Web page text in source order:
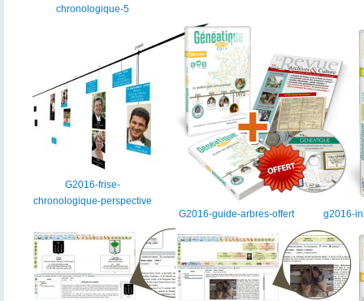
chronologique-5
G2016-frise-
chronologique-perspective
G2016-guide-arbres-offert
g2016-